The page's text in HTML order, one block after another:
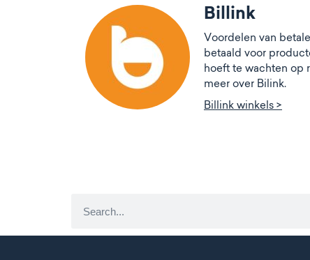
Billink
Voordelen van
betaald voor
hoeft te wachten op
meer over Bilink.
Billink winkels >